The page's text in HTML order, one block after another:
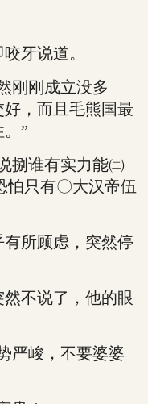
牙说道。
刚成立没多
，而且毛熊国最
”
谁有实力能㈡
怕只有〇大汉帝伍
所顾虑，突然停
不说了，他的眼
峻，不要婆婆